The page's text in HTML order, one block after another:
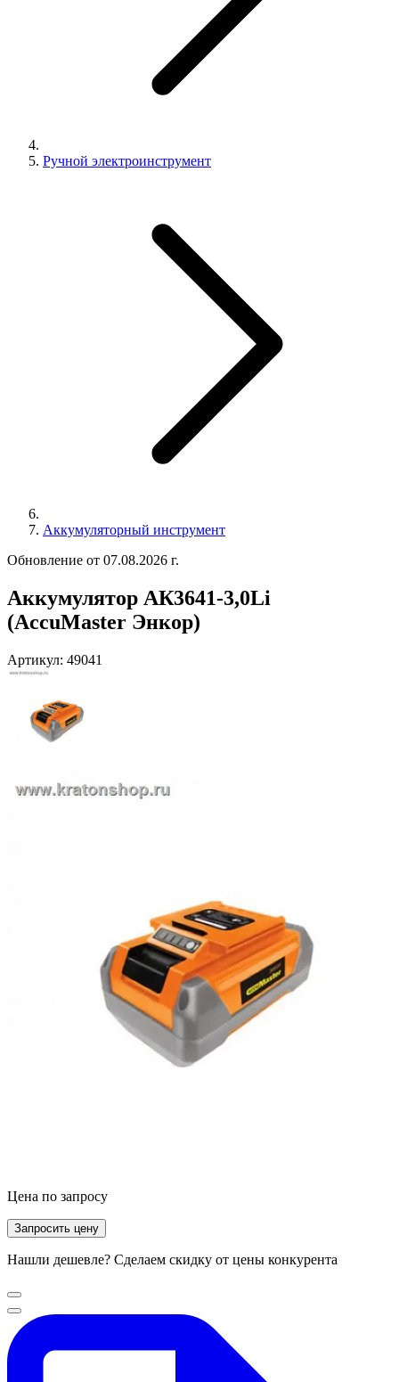
Ручной электроинструмент
Аккумуляторный инструмент
Обновление от 07.08.2026 г.
Аккумулятор АК3641-3,0Li
(AccuMaster Энкор)
Артикул: 49041
Цена по запросу
Запросить цену
Нашли дешевле? Сделаем скидку от цены конкурента